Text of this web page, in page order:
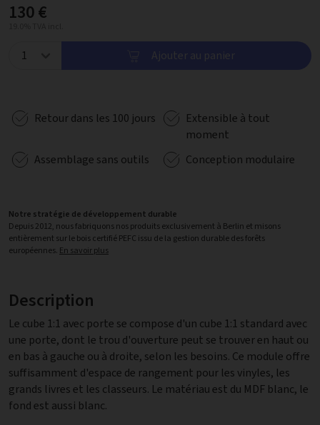
130 €
Ajouter au panier
Retour dans les 100 jours
Extensible à tout
moment
Assemblage sans outils
Conception modulaire
Notre stratégie de développement durable
Depuis 2012, nous fabriquons nos produits exclusivement à Berlin et misons
entièrement sur le bois certifié PEFC issu de la gestion durable des forêts
européennes. En savoir plus
Description
Le cube 1:1 avec porte se compose d'un cube 1:1 standard avec
une porte, dont le trou d'ouverture peut se trouver en haut ou
en bas à gauche ou à droite, selon les besoins. Ce module offre
suffisamment d'espace de rangement pour les vinyles, les
grands livres et les classeurs. Le matériau est du MDF blanc, le
fond est aussi blanc.